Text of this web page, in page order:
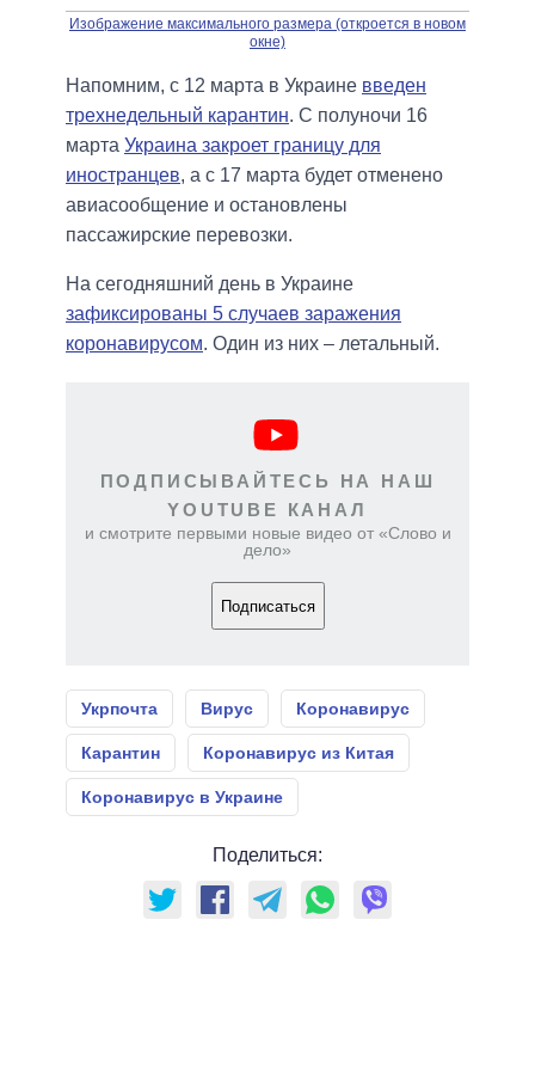
Изображение максимального размера (откроется в новом
окне)
Напомним, с 12 марта в Украине введен
трехнедельный карантин. С полуночи 16
марта Украина закроет границу для
иностранцев, а с 17 марта будет отменено
авиасообщение и остановлены
пассажирские перевозки.
На сегодняшний день в Украине
зафиксированы 5 случаев заражения
коронавирусом. Один из них – летальный.
ПОДПИСЫВАЙТЕСЬ НА НАШ
YOUTUBE КАНАЛ
и смотрите первыми новые видео от «Слово и
дело»
Подписаться
Укрпочта Вирус Коронавирус
Карантин Коронавирус из Китая
Коронавирус в Украине
Поделиться: